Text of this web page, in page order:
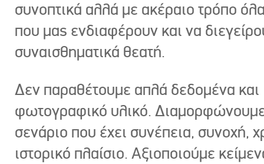
συνοπτικά αλλά με ακέραιο τρόπο
που μας ενδιαφέρουν και να
συναισθηματικά θεατή.
Δεν παραθέτουμε απλά δεδομένα και
φωτογραφικό υλικό.
σενάριο που έχει συνέπεια, συνοχή,
ιστορικό πλαίσιο. Αξιοποιούμε